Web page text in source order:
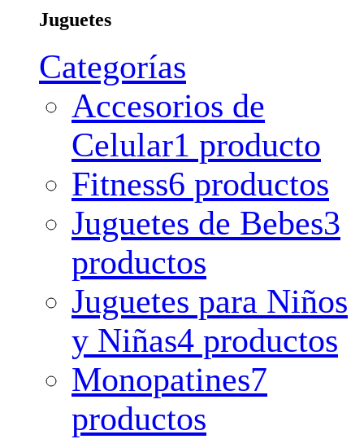
Juguetes
Categorías
Accesorios de
Celular1 producto
Fitness6 productos
Juguetes de Bebes3
productos
Juguetes para Niños
y Niñas4 productos
Monopatines7
productos